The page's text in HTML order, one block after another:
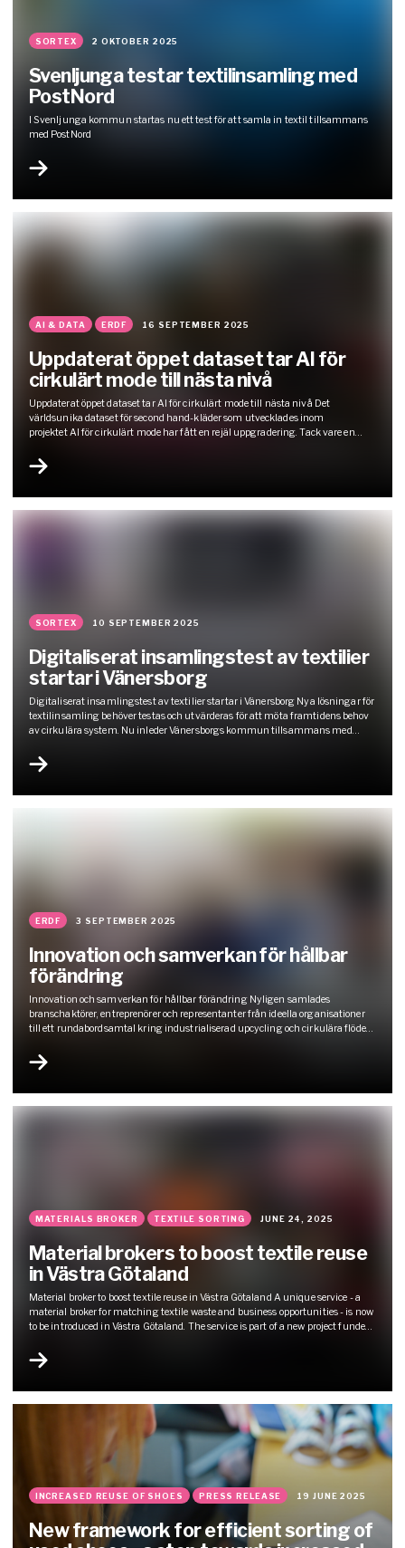
SORTEX 2 OKTOBER 2025
Svenljunga testar textilinsamling med
PostNord
I Svenljunga kommun startas nu ett test för att samla in textil tillsammans
med PostNord
AI & DATA ERDF 16 SEPTEMBER 2025
Uppdaterat öppet dataset tar AI för
cirkulärt mode till nästa nivå
Uppdaterat öppet dataset tar AI för cirkulärt mode till nästa nivå Det
världsunika dataset för second hand-kläder som utvecklades inom
projektet AI för cirkulärt mode har fått en rejäl uppgradering. Tack vare en
och utvecklare att träna AI-modeller för att analysera och sortera textilier.
Resultatet: ett skarpare…
SORTEX 10 SEPTEMBER 2025
Digitaliserat insamlingstest av textilier
startar i Vänersborg
Digitaliserat insamlingstest av textilier startar i Vänersborg Nya lösningar för
textilinsamling behöver testas och utvärderas för att möta framtidens behov
av cirkulära system. Nu inleder Vänersborgs kommun tillsammans med
står i centrum. Från och med hösten får 200 invånare i Vänersborg möjlighet
att delta i…
ERDF 3 SEPTEMBER 2025
Innovation och samverkan för hållbar
förändring
Innovation och samverkan för hållbar förändring Nyligen samlades
branschaktörer, entreprenörer och representanter från ideella organisationer
till ett rundabordsamtal kring industrialiserad upcycling och cirkulära flöden
Anna Winde, Nicklas Steorn och Erik Bojö från WSP. Dagen bjöd på hög
energi, inspirerande samtal och kloka insikter om framtiden…
MATERIALS BROKER TEXTILE SORTING JUNE 24, 2025
Material brokers to boost textile reuse
in Västra Götaland
Material broker to boost textile reuse in Västra Götaland A unique service - a
material broker for matching textile waste and business opportunities - is now
to be introduced in Västra Götaland. The service is part of a new project funded
initiative. Wargön Innovation has...
INCREASED REUSE OF SHOES PRESS RELEASE 19 JUNE 2025
New framework for efficient sorting of